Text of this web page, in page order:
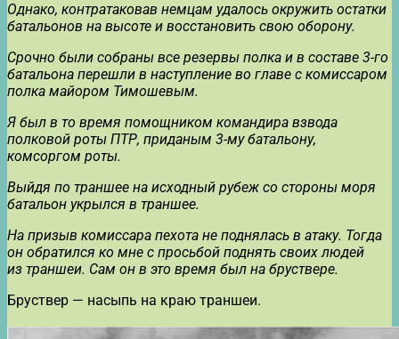
Однако, контратаковав немцам удалось окружить остатки
батальонов на высоте и восстановить свою оборону.
Срочно были собраны все резервы полка и в составе 3-го
батальона перешли в наступление во главе с комиссаром
полка майором Тимошевым.
Я был в то время помощником командира взвода
полковой роты ПТР, приданым 3-му батальону,
комсоргом роты.
Выйдя по траншее на исходный рубеж со стороны моря
батальон укрылся в траншее.
На призыв комиссара пехота не поднялась в атаку. Тогда
он обратился ко мне с просьбой поднять своих людей
из траншеи. Сам он в это время был на бруствере.
Бруствер — насыпь на краю траншеи.